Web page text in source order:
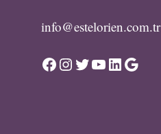
info@estelorien.com.tr
Facebook
Instagram
Twitter
YouTube
LinkedIn
Google